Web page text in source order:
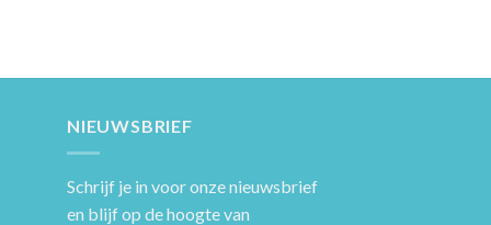
NIEUWSBRIEF
Schrijf je in voor onze nieuwsbrief
en blijf op de hoogte van